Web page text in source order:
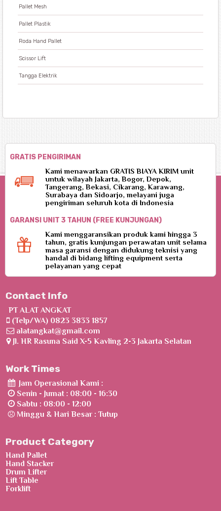
Pallet Mesh
Pallet Plastik
Roda Hand Pallet
Scissor Lift
Tangga Elektrik
GRATIS PENGIRIMAN
Kami menawarkan GRATIS BIAYA KIRIM unit
untuk wilayah Jakarta, Bogor, Depok,
Tangerang, Bekasi, Cikarang, Karawang,
Surabaya dan Sidoarjo, melayani juga
pengiriman seluruh kota di Indonesia
GARANSI UNIT 3 TAHUN (FREE KUNJUNGAN)
Kami menggaransikan produk kami hingga 3
tahun, gratis kunjungan perawatan unit selama
masa garansi dengan didukung teknisi yang
handal di bidang lifting equipment serta
pelayanan yang cepat
Contact Info
PT ALAT ANGKAT
(Telp/WA) 0823 3833 1857
alatangkat@gmail.com
Jl. HR Rasuna Said X-5 Kavling 2-3 Jakarta Selatan
Work Times
Jam Operasional Kami :
Senin - Jumat : 08:00 - 16:30
Sabtu : 08:00 - 12:00
Minggu & Hari Besar : Tutup
Product Category
Hand Pallet
Hand Stacker
Drum Lifter
Lift Table
Forklift